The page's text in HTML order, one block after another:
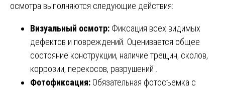
осмотра выполняются следующие действия:
Визуальный осмотр: Фиксация всех видимых
дефектов и повреждений. Оценивается общее
состояние конструкции, наличие трещин, сколов,
коррозии, перекосов, разрушений .
Фотофиксация: Обязательная фотосъемка с